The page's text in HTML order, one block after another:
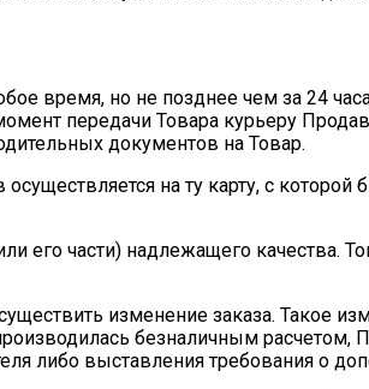
время, но не позднее чем за 24
передачи Товара курьеру
документов на Товар.
на ту карту, с
его части) надлежащего
изменение заказа. Такое
безналичным
либо выставления требования о